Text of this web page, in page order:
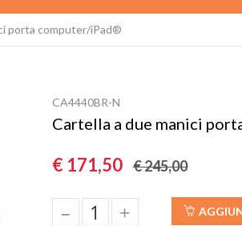
porta computer/iPad®
CA4440BR-N
Cartella a due manici
€ 171,50 € 245,00
– +